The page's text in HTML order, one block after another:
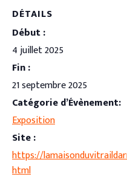
DÉTAILS
Début :
4 juillet 2025
Fin :
21 septembre 2025
Catégorie d’Évènement:
Exposition
Site :
https://
html